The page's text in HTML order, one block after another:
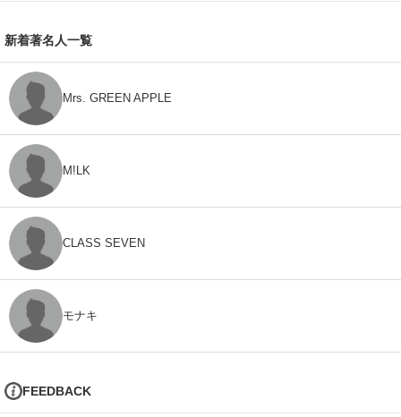
新着著名人一覧
Mrs. GREEN APPLE
M!LK
CLASS SEVEN
モナキ
FEEDBACK